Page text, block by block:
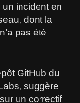
un incident en
dont la
pas été
GitHub du
suggère
un correctif